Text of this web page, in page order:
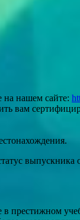
на нашем сайте:
вам
выпускника
престижном